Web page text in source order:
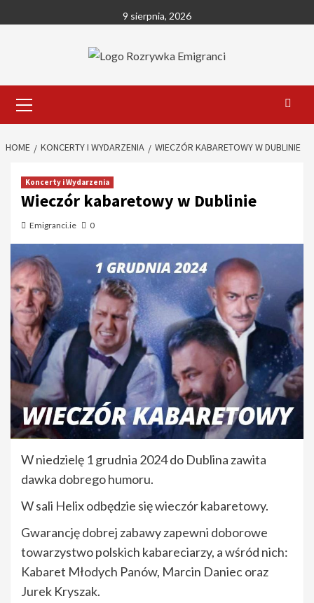
to
9 sierpnia, 2026
Menu
HOME KONCERTY I WYDARZENIA WIECZÓR KABARETOWY W DUBLINIE
Koncerty i Wydarzenia
Wieczór kabaretowy w Dublinie
Emigranci.ie 0
W niedzielę 1 grudnia 2024 do Dublina zawita
dawka dobrego humoru.
W sali Helix odbędzie się wieczór kabaretowy.
Gwarancję dobrej zabawy zapewni doborowe
towarzystwo polskich kabareciarzy, a wśród nich:
Kabaret Młodych Panów, Marcin Daniec oraz
Jurek Kryszak.